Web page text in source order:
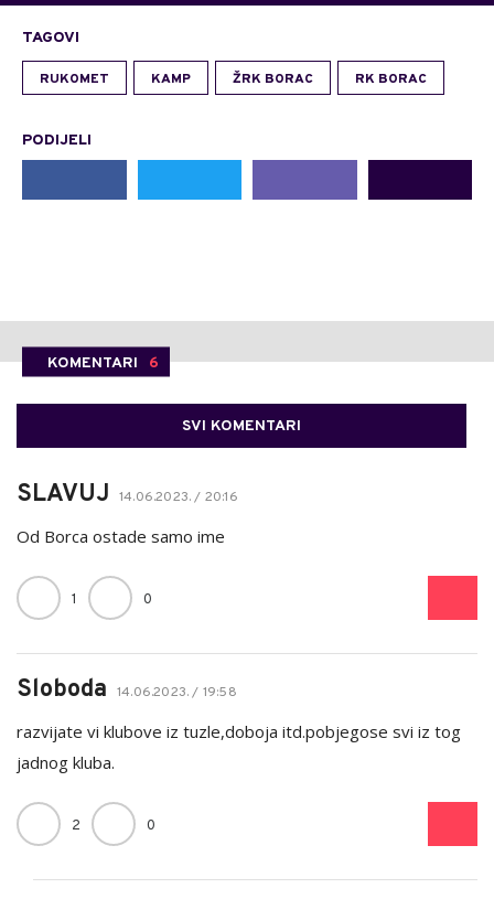
TAGOVI
RUKOMET KAMP ŽRK BORAC RK BORAC
PODIJELI
KOMENTARI 6
SVI KOMENTARI
SLAVUJ 14.06.2023. / 20:16
Od Borca ostade samo ime
1 0
Sloboda 14.06.2023. / 19:58
razvijate vi klubove iz tuzle,doboja itd.pobjegose svi iz tog
jadnog kluba.
2 0